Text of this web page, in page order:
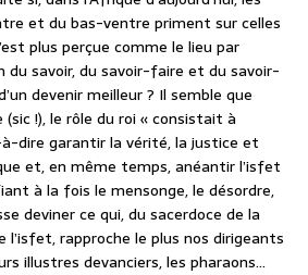
et du bas-ventre priment sur celles
plus perçue comme le lieu par
du savoir, du savoir-faire et du savoir-
devenir meilleur ? Il semble que
(sic !), le rôle du roi « consistait à
dire garantir la vérité, la justice et
et, en même temps, anéantir l’isfet
à la fois le mensonge, le désordre,
deviner ce qui, du sacerdoce de la
rapproche le plus nos dirigeants
illustres devanciers, les pharaons…